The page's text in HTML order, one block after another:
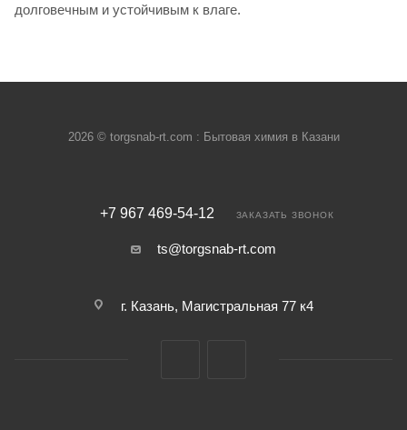
долговечным и устойчивым к влаге.
2026 © torgsnab-rt.com : Бытовая химия в Казани
+7 967 469-54-12 ЗАКАЗАТЬ ЗВОНОК
ts@torgsnab-rt.com
г. Казань, Магистральная 77 к4